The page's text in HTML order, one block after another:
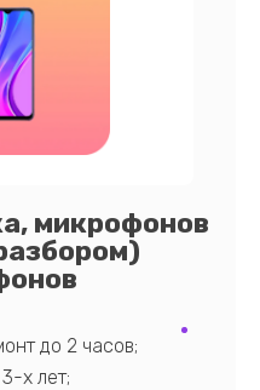
микрофонов
до 2 часов;
х лет;